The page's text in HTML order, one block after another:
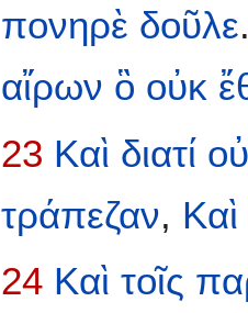
πονηρὲ δοῦλε
αἴρων ὃ οὐκ
23 Καὶ διατί
τράπεζαν, Καὶ
24 Καὶ τοῖς